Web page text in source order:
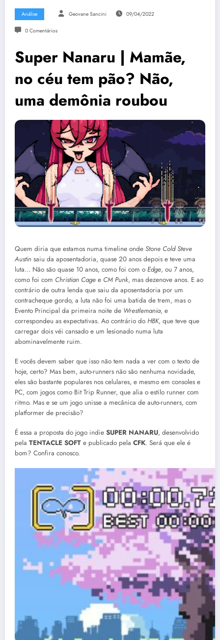
Análise Geovane Sancini 09/04/2022
0 Comentários
Super Nanaru | Mamãe,
no céu tem pão? Não,
uma demônia roubou
Quem diria que estamos numa timeline onde Stone Cold Steve
Austin saiu da aposentadoria, quase 20 anos depois e teve uma
luta… Não são quase 10 anos, como foi com o Edge, ou 7 anos,
como foi com Christian Cage e CM Punk, mas dezenove anos. E ao
contrário de outra lenda que saiu da aposentadoria por um
contracheque gordo, a luta não foi uma batida de trem, mas o
Evento Principal da primeira noite de Wrestlemania, e
correspondeu as expectativas. Ao contrário do HBK, que teve que
carregar dois véi cansado e um lesionado numa luta
abominavelmente ruim.
E vocês devem saber que isso não tem nada a ver com o texto de
hoje, certo? Mas bem, auto-runners não são nenhuma novidade,
eles são bastante populares nos celulares, e mesmo em consoles e
PC, com jogos como Bit Trip Runner, que alia o estilo runner com
ritmo. Mas e se um jogo unisse a mecânica de auto-runners, com
platformer de precisão?
É essa a proposta do jogo indie SUPER NANARU, desenvolvido
pela TENTACLE SOFT e publicado pela CFK. Será que ele é
bom? Confira conosco.